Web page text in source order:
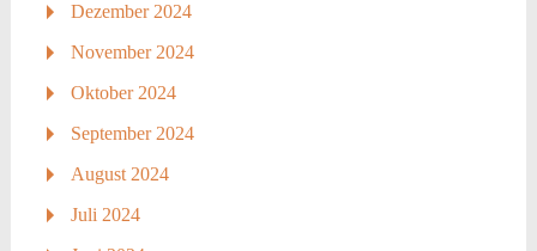
Dezember 2024
November 2024
Oktober 2024
September 2024
August 2024
Juli 2024